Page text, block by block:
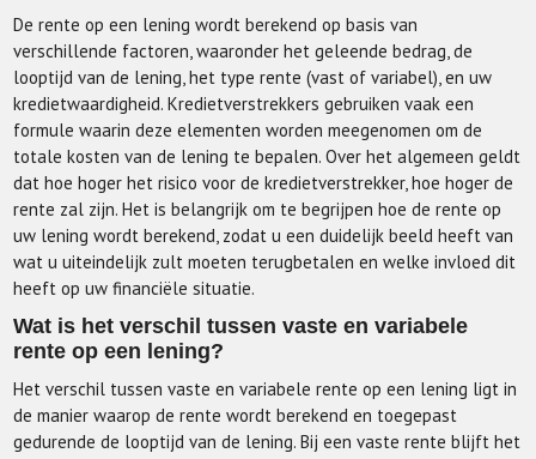
De rente op een lening wordt berekend op basis van
verschillende factoren, waaronder het geleende bedrag, de
looptijd van de lening, het type rente (vast of variabel), en uw
kredietwaardigheid. Kredietverstrekkers gebruiken vaak een
formule waarin deze elementen worden meegenomen om de
totale kosten van de lening te bepalen. Over het algemeen geldt
dat hoe hoger het risico voor de kredietverstrekker, hoe hoger de
rente zal zijn. Het is belangrijk om te begrijpen hoe de rente op
uw lening wordt berekend, zodat u een duidelijk beeld heeft van
wat u uiteindelijk zult moeten terugbetalen en welke invloed dit
heeft op uw financiële situatie.
Wat is het verschil tussen vaste en variabele
rente op een lening?
Het verschil tussen vaste en variabele rente op een lening ligt in
de manier waarop de rente wordt berekend en toegepast
gedurende de looptijd van de lening. Bij een vaste rente blijft het